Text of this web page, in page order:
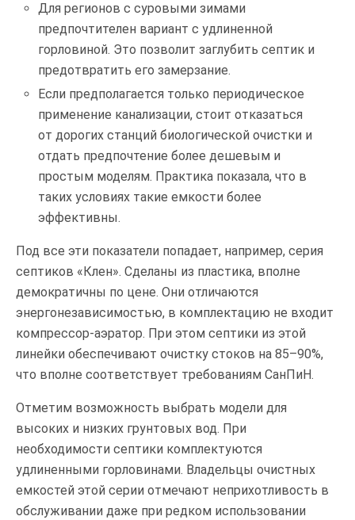
Для регионов с суровыми зимами
предпочтителен вариант с удлиненной
горловиной. Это позволит заглубить септик и
предотвратить его замерзание.
Если предполагается только периодическое
применение канализации, стоит отказаться
от дорогих станций биологической очистки и
отдать предпочтение более дешевым и
простым моделям. Практика показала, что в
таких условиях такие емкости более
эффективны.
Под все эти показатели попадает, например, серия
септиков «Клен». Сделаны из пластика, вполне
демократичны по цене. Они отличаются
энергонезависимостью, в комплектацию не входит
компрессор-аэратор. При этом септики из этой
линейки обеспечивают очистку стоков на 85–90%,
что вполне соответствует требованиям СанПиН.
Отметим возможность выбрать модели для
высоких и низких грунтовых вод. При
необходимости септики комплектуются
удлиненными горловинами. Владельцы очистных
емкостей этой серии отмечают неприхотливость в
обслуживании даже при редком использовании